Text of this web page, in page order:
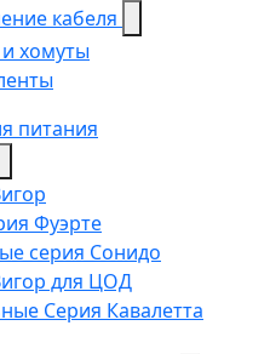
кабеля
хомуты
питания
Фуэрте
серия Сонидо
для ЦОД
Серия Кавалетта